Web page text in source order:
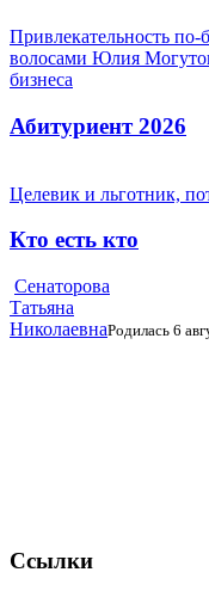
Привлекательность по-
волосами Юлия
бизнеса
Абитуриент 2026
Целевик и льготник,
Кто есть кто
Сенаторова
Татьяна
НиколаевнаРодилась 6
Ссылки